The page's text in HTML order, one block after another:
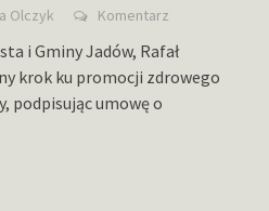
Olczyk Komentarz
i Gminy Jadów, Rafał
krok ku promocji zdrowego
podpisując umowę o